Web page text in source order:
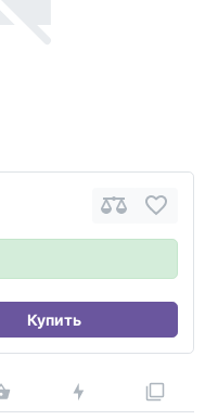
Купить